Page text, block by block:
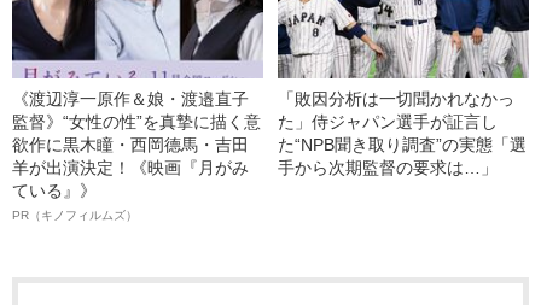
《渡辺淳一原作＆娘・渡邉直子
監督》“女性の性”を真摯に描く意
欲作に黒木瞳・西岡德馬・吉田
羊が出演決定！《映画『月がみ
ている』》
PR（キノフィルムズ）
「敗因分析は一切聞かれなかっ
た」侍ジャパン選手が証言し
た“NPB聞き取り調査”の実態「選
手から次期監督の要求は…」